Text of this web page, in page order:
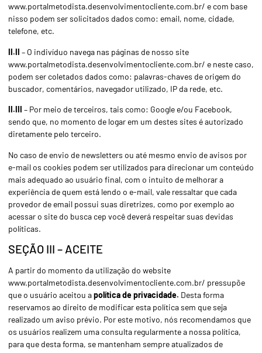
www.portalmetodista.desenvolvimentocliente.com.br/ e com base
nisso podem ser solicitados dados como: email, nome, cidade,
telefone, etc.
II.II – O indivíduo navega nas páginas de nosso site
www.portalmetodista.desenvolvimentocliente.com.br/ e neste caso,
podem ser coletados dados como: palavras-chaves de origem do
buscador, comentários, navegador utilizado, IP da rede, etc.
II.III – Por meio de terceiros, tais como: Google e/ou Facebook,
sendo que, no momento de logar em um destes sites é autorizado
diretamente pelo terceiro.
No caso de envio de newsletters ou até mesmo envio de avisos por
e-mail os cookies podem ser utilizados para direcionar um conteúdo
mais adequado ao usuário final, com o intuito de melhorar a
experiência de quem está lendo o e-mail, vale ressaltar que cada
provedor de email possui suas diretrizes, como por exemplo ao
acessar o site do busca cep você deverá respeitar suas devidas
políticas.
SEÇÃO III – ACEITE
A partir do momento da utilização do website
www.portalmetodista.desenvolvimentocliente.com.br/ pressupõe
que o usuário aceitou apolítica de privacidade. Desta forma
reservamos ao direito de modificar esta política sem que seja
realizado um aviso prévio. Por este motivo, nós recomendamos que
os usuários realizem uma consulta regularmente a nossa política,
para que desta forma, se mantenham sempre atualizados de